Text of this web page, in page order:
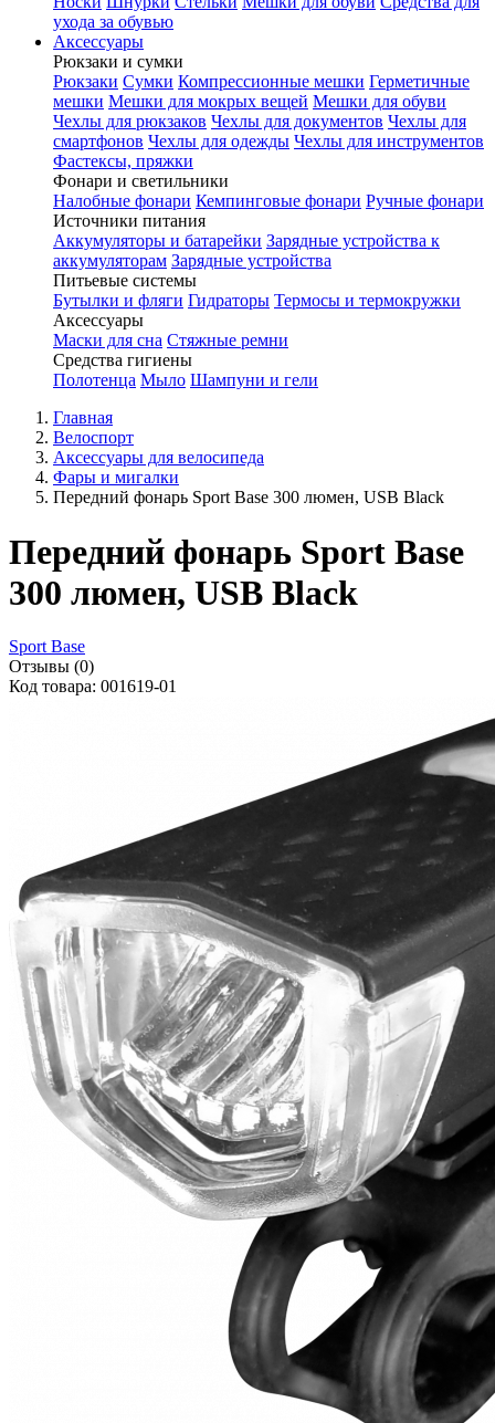
ухода за обувью
Аксессуары
Рюкзаки и сумки
Рюкзаки Сумки Компрессионные мешки Герметичные
мешки Мешки для мокрых вещей Мешки для обуви
Чехлы для рюкзаков Чехлы для документов Чехлы для
смартфонов Чехлы для одежды Чехлы для инструментов
Фастексы, пряжки
Фонари и светильники
Налобные фонари Кемпинговые фонари Ручные фонари
Источники питания
Аккумуляторы и батарейки Зарядные устройства к
аккумуляторам Зарядные устройства
Питьевые системы
Бутылки и фляги Гидраторы Термосы и термокружки
Аксессуары
Маски для сна Стяжные ремни
Средства гигиены
Полотенца Мыло Шампуни и гели
Главная
Велоспорт
Аксессуары для велосипеда
Фары и мигалки
Передний фонарь Sport Base 300 люмен, USB Black
Передний фонарь Sport Base
300 люмен, USB Black
Sport Base
Отзывы (0)
Код товара: 001619-01